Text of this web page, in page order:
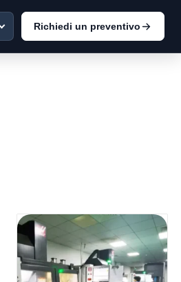
Richiedi un preventivo